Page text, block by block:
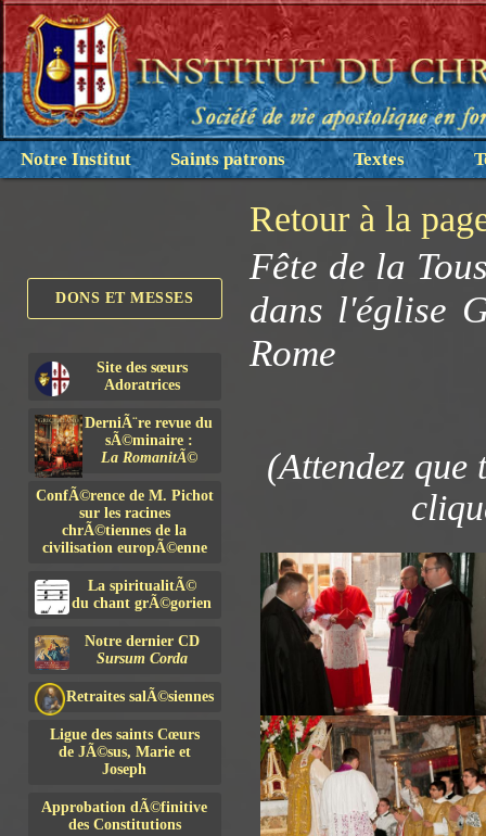
Notre Institut Saints patrons Textes
DONS ET MESSES
Site des sœurs
Adoratrices
DerniÃ¨re revue du
sÃ©minaire :
La RomanitÃ©
ConfÃ©rence de M. Pichot
sur les racines
chrÃ©tiennes de la
civilisation europÃ©enne
La spiritualitÃ©
du chant grÃ©gorien
Notre dernier CD
Sursum Corda
Retraites salÃ©siennes
Ligue des saints Cœurs
de JÃ©sus, Marie et
Joseph
Approbation dÃ©finitive
des Constitutions
Retour à la
Fête de la
dans l'église
Rome
(Attendez que